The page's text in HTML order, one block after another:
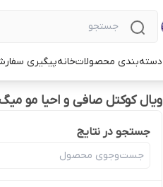
دسته‌بندی محصولاتخانهپیگیری
ویال کوکتل صافی و احیا مو
جستجو در نتایج